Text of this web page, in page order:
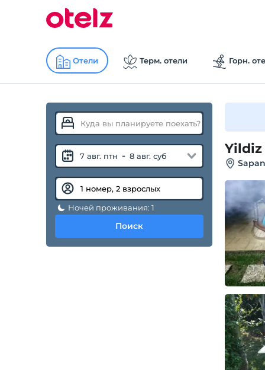
Отели Терм. отели Горн.
7 авг. птн - 8 авг. суб
Ночей проживания: 1
Поиск
Yildiz